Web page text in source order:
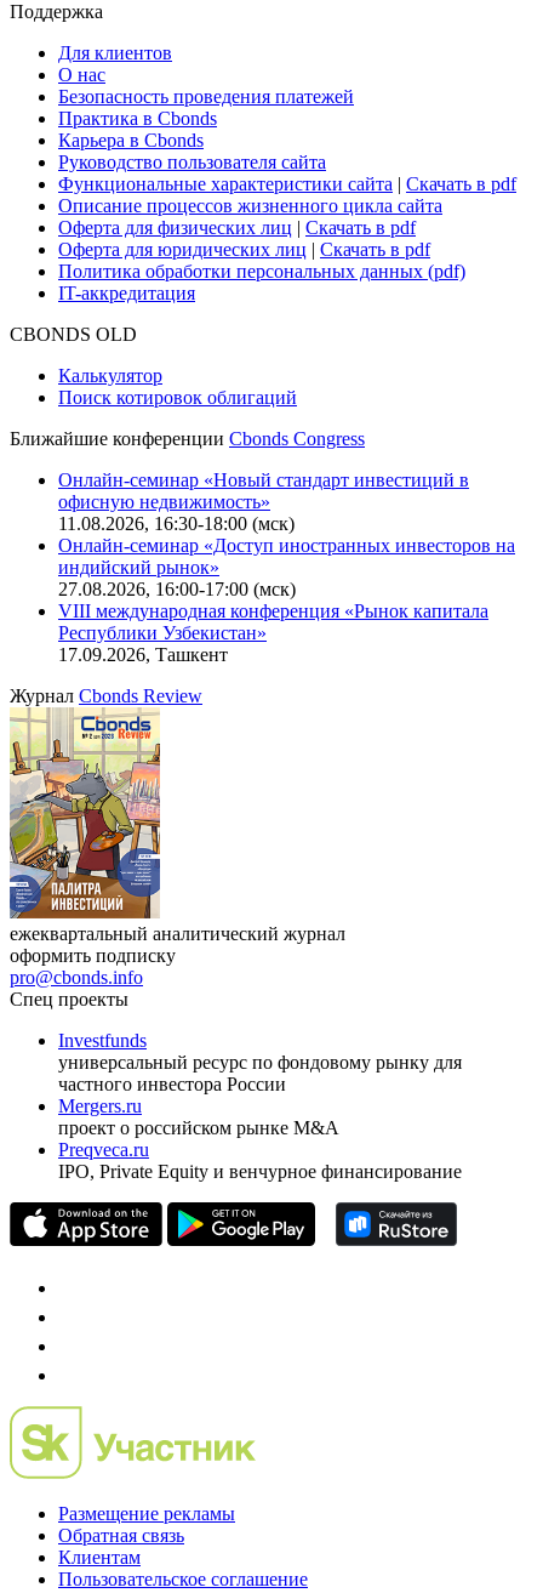
Поддержка
Для клиентов
О нас
Безопасность проведения платежей
Практика в Cbonds
Карьера в Cbonds
Руководство пользователя сайта
Функциональные характеристики сайта | Скачать в pdf
Описание процессов жизненного цикла сайта
Оферта для физических лиц | Скачать в pdf
Оферта для юридических лиц | Скачать в pdf
Политика обработки персональных данных (pdf)
IT-аккредитация
CBONDS OLD
Калькулятор
Поиск котировок облигаций
Ближайшие конференции Cbonds Congress
Онлайн-семинар «Новый стандарт инвестиций в
офисную недвижимость»
11.08.2026, 16:30-18:00 (мск)
Онлайн-семинар «Доступ иностранных инвесторов на
индийский рынок»
27.08.2026, 16:00-17:00 (мск)
VIII международная конференция «Рынок капитала
Республики Узбекистан»
17.09.2026, Ташкент
Журнал Cbonds Review
ежеквартальный аналитический журнал
оформить подписку
pro@cbonds.info
Спец проекты
Investfunds
универсальный ресурс по фондовому рынку для
частного инвестора России
Mergers.ru
проект о российском рынке M&A
Preqveca.ru
IPO, Private Equity и венчурное финансирование
Размещение рекламы
Обратная связь
Клиентам
Пользовательское соглашение